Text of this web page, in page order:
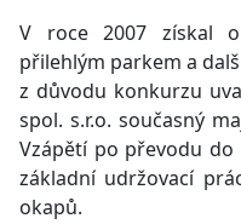
V roce 2007 získal
přilehlým parkem a
z důvodu konkurzu
spol. s.r.o. současný
Vzápětí po převodu
základní udržovací
okapů.